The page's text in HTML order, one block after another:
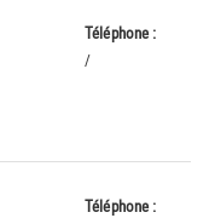
Téléphone :
/
Téléphone :